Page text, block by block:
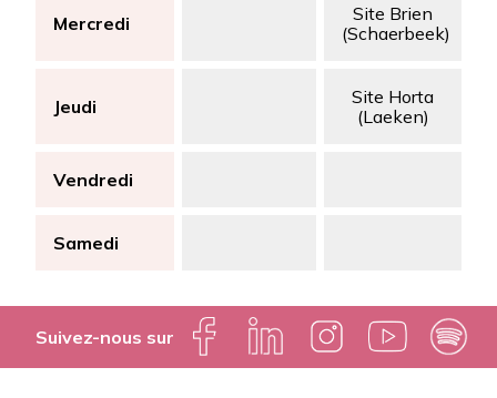
Mercredi
Site Brien
(Schaerbeek)
Jeudi
Site Horta
(Laeken)
Vendredi
Samedi
Suivez-nous sur